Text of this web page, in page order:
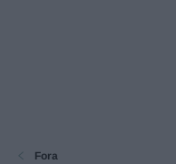
Fora